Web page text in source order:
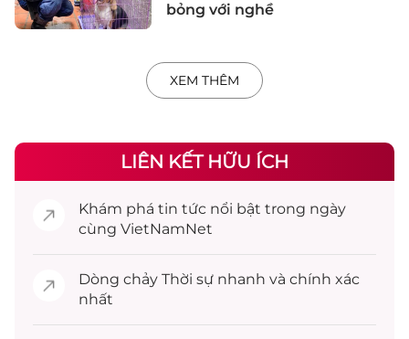
bỏng với nghề
XEM THÊM
LIÊN KẾT HỮU ÍCH
Khám phá tin tức nổi bật trong ngày
cùng VietNamNet
Dòng chảy Thời sự nhanh và chính xác
nhất